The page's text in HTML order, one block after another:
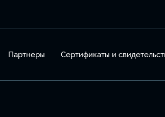
Партнеры Сертификаты и